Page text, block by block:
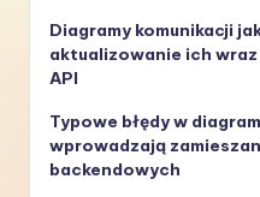
Diagramy komunikacji
aktualizowanie ich
API
Typowe błędy w
wprowadzają
backendowych